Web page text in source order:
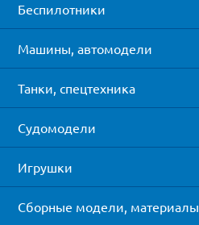
Беспилотники
Машины, автомодели
Танки, спецтехника
Судомодели
Игрушки
Сборные модели, материалы